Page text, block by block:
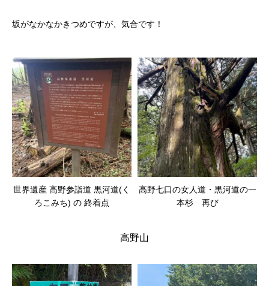
坂がなかなかきつめですが、気合です！
世界遺産 高野参詣道 黒河道(く
ろこみち) の 終着点
高野七口の女人道・黒河道の一
本杉 再び
高野山